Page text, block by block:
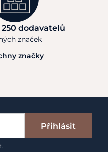
250 dodavatelů
značek
značky
Přihlásit